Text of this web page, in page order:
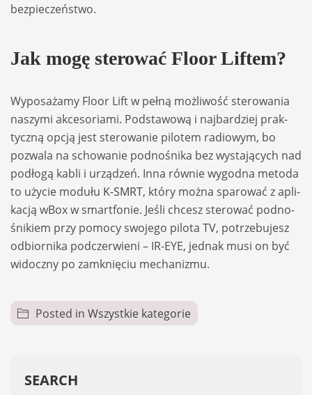
bez­pie­czeń­stwo.
Jak mogę ste­ro­wać Floor Liftem?
Wypo­sa­żamy Floor Lift w pełną moż­li­wość ste­ro­wa­nia
naszymi akce­so­riami. Pod­sta­wową i naj­bar­dziej prak­
tyczną opcją jest ste­ro­wa­nie pilo­tem radio­wym, bo
pozwala na scho­wa­nie podno­śnika bez wysta­ją­cych nad
podłogą kabli i urzą­dzeń. Inna rów­nie wygodna metoda
to uży­cie modułu K-SMRT, który można spa­ro­wać z apli­
ka­cją wBox w smart­fo­nie. Jeśli chcesz ste­ro­wać podno­
śnikiem przy pomocy swo­jego pilota TV, potrze­bu­jesz
odbior­nika pod­czer­wieni – IR-EYE, jed­nak musi on być
widoczny po zamknię­ciu mecha­ni­zmu.
Posted in Wszystkie kategorie
SEARCH